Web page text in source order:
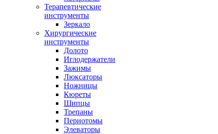
Терапевтические
инструменты
Зеркало
Хирургические
инструменты
Долото
Иглодержатели
Зажимы
Люксаторы
Ножницы
Кюреты
Шипцы
Трепаны
Периотомы
Элеваторы